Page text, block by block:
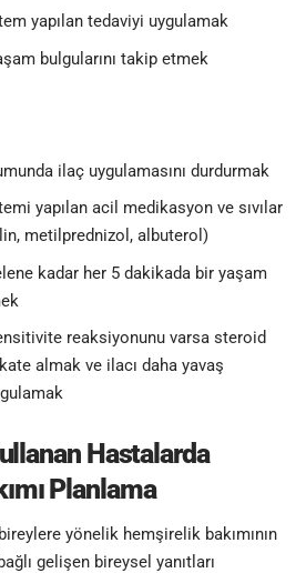
yapılan tedaviyi uygulamak
bulgularını takip etmek
ilaç uygulamasını durdurmak
yapılan acil medikasyon ve sıvılar
metilprednizol, albuterol)
kadar her 5 dakikada bir yaşam
reaksiyonunu varsa steroid
almak ve ilacı daha yavaş
Hastalarda
Planlama
yönelik hemşirelik bakımının
gelişen bireysel yanıtları